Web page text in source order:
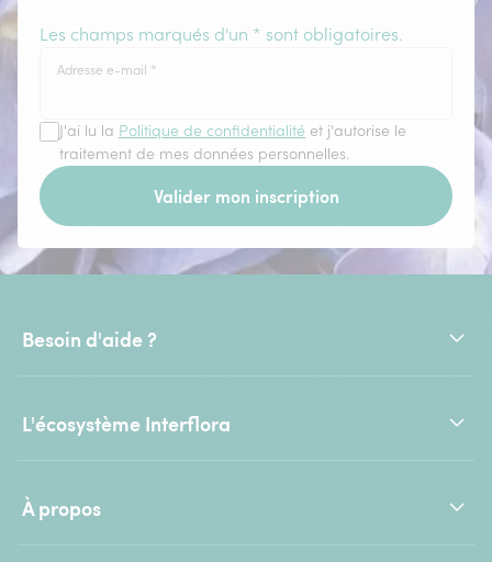
Les champs marqués d'un * sont obligatoires.
Adresse e-mail *
J'ai lu la Politique de confidentialité et j'autorise le
traitement de mes données personnelles.
Valider mon inscription
Besoin d'aide ?
L'écosystème Interflora
À propos